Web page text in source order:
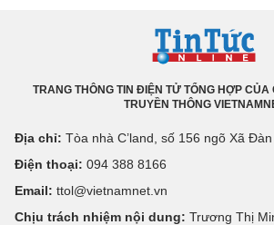
TRANG THÔNG TIN ĐIỆN TỬ TỔNG HỢP CỦA
TRUYỀN THÔNG
Địa chỉ: Tòa nhà C’land, số 156 ngõ Xã
Điện thoại: 094 388 8166
Email: ttol@vietnamnet.vn
Chịu trách nhiệm nội dung: Trương Thị